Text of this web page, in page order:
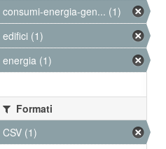
consumi-energia-gen... (1)
edifici (1)
energia (1)
Formati
CSV (1)